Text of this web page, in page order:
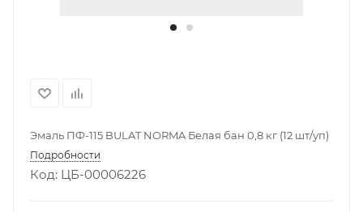
Эмаль ПФ-115 BULAT NORMA Белая бан 0,8 кг (12 шт/уп)
Подробности
Код: ЦБ-00006226